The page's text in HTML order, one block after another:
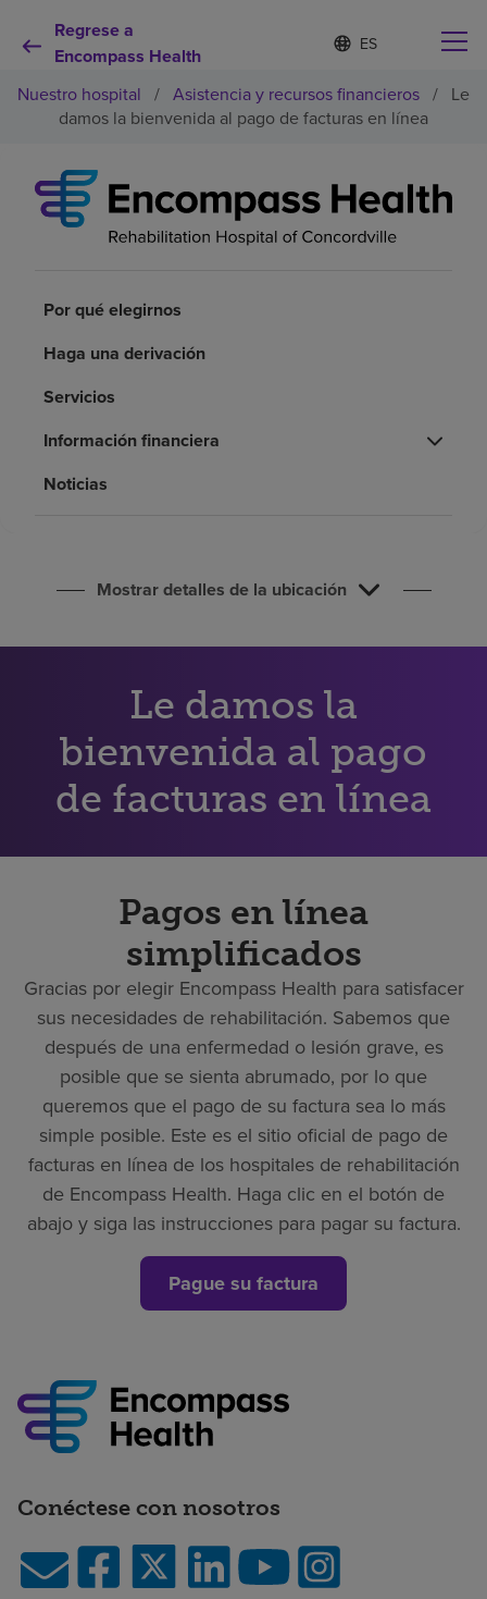
Regrese a
Encompass Health
Lista
de
idiomas
contraída
d
o
m
e
c
Por qué debe elegirnos
Pacientes y cuidadores
Acerca de nosotros
Nuestro hospital / Asistencia y recursos financieros / Le
damos la bienvenida al pago de facturas en línea
Por qué elegirnos
Haga una derivación
Servicios
Información financiera
Noticias
Mostrar detalles de la ubicación
Le damos la
bienvenida al pago
de facturas en línea
Pagos en línea
simplificados
Gracias por elegir Encompass Health para satisfacer
sus necesidades de rehabilitación. Sabemos que
después de una enfermedad o lesión grave, es
posible que se sienta abrumado, por lo que
queremos que el pago de su factura sea lo más
simple posible. Este es el sitio oficial de pago de
facturas en línea de los hospitales de rehabilitación
de Encompass Health. Haga clic en el botón de
abajo y siga las instrucciones para pagar su factura.
Pague su factura
Conéctese con nosotros